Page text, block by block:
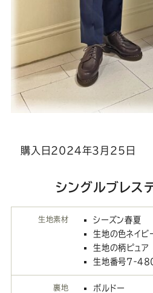
購入日202４年３月２５日
シングルブレス
生地素材
シーズン春夏
生地の色ネイビ
生地の柄ピュア
生地番号
裏地 ボルドー